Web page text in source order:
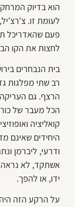
הוא בדיוק
לעומת זו.
פעם שהאדריכל
לחצות את הקו
בית הנבחרים
רב שתי מפלגות
הרצף. גם
הכל מעבר של
קואליציה
היחידים שאינם
ודרעי, ליברמן
אשתקד, לא נראה
ידו, או להפך.
על הרקע הזה